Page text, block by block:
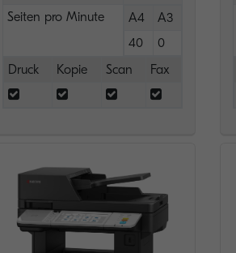
Seiten pro Minute
A4
A3
40
0
Druck
Kopie Scan Fax